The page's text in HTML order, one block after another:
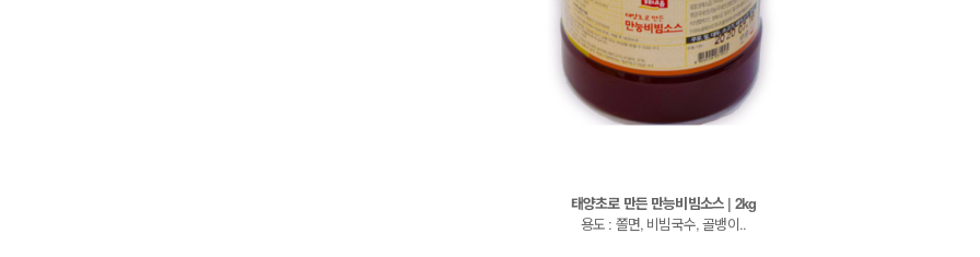
태양초로 만든 만능비빔소스 | 2kg
용도 : 쫄면, 비빔국수, 골뱅이..